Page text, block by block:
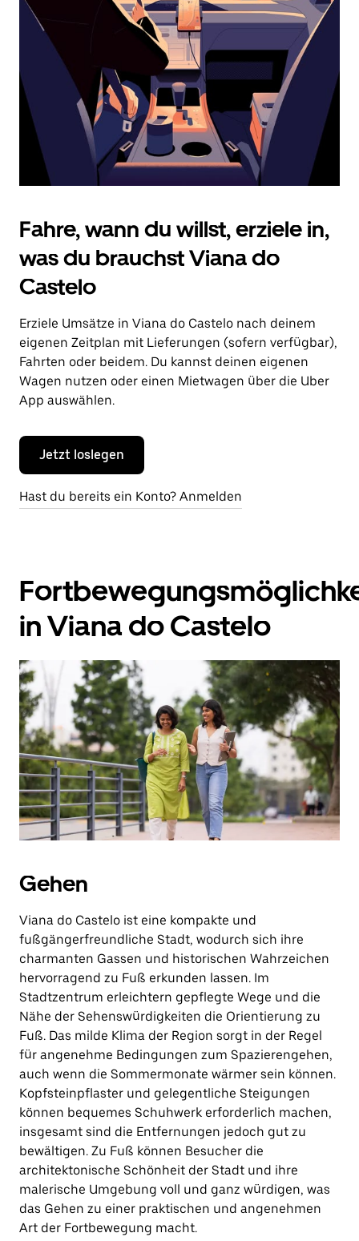
Drücke
die
Escape-
Taste,
den
Kalender
zu
schließen.
Fahre, wann du willst, erziele in,
was du brauchst Viana do
Castelo
Erziele Umsätze in Viana do Castelo nach deinem
eigenen Zeitplan mit Lieferungen (sofern verfügbar),
Fahrten oder beidem. Du kannst deinen eigenen
Wagen nutzen oder einen Mietwagen über die Uber
App auswählen.
Jetzt loslegen
Hast du bereits ein Konto? Anmelden
in Viana do Castelo
Gehen
Viana do Castelo ist eine kompakte und
fußgängerfreundliche Stadt, wodurch sich ihre
charmanten Gassen und historischen Wahrzeichen
hervorragend zu Fuß erkunden lassen. Im
Stadtzentrum erleichtern gepflegte Wege und die
Nähe der Sehenswürdigkeiten die Orientierung zu
Fuß. Das milde Klima der Region sorgt in der Regel
für angenehme Bedingungen zum Spazierengehen,
auch wenn die Sommermonate wärmer sein können.
Kopfsteinpflaster und gelegentliche Steigungen
können bequemes Schuhwerk erforderlich machen,
insgesamt sind die Entfernungen jedoch gut zu
bewältigen. Zu Fuß können Besucher die
architektonische Schönheit der Stadt und ihre
malerische Umgebung voll und ganz würdigen, was
das Gehen zu einer praktischen und angenehmen
Art der Fortbewegung macht.